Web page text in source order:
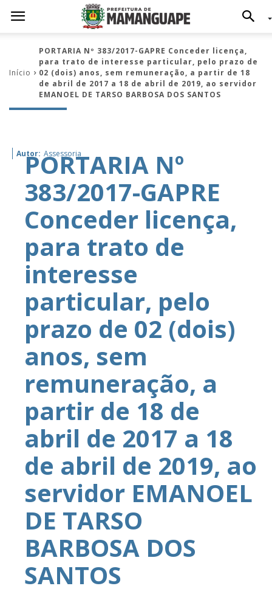
Início
PORTARIA Nº 383/2017-GAPRE Conceder licença,
para trato de interesse particular, pelo prazo de
02 (dois) anos, sem remuneração, a partir de 18
de abril de 2017 a 18 de abril de 2019, ao servidor
EMANOEL DE TARSO BARBOSA DOS SANTOS
Autor: Assessoria
PORTARIA Nº
383/2017-GAPRE
Conceder licença,
para trato de
interesse
particular, pelo
prazo de 02 (dois)
anos, sem
remuneração, a
partir de 18 de
abril de 2017 a 18
de abril de 2019, ao
servidor EMANOEL
DE TARSO
BARBOSA DOS
SANTOS